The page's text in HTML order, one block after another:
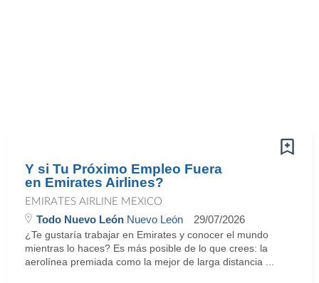
Y si Tu Próximo Empleo Fuera
en Emirates Airlines?
EMIRATES AIRLINE MEXICO
Todo Nuevo León Nuevo León 29/07/2026
¿Te gustaría trabajar en Emirates y conocer el mundo
mientras lo haces? Es más posible de lo que crees: la
aerolínea premiada como la mejor de larga distancia ...